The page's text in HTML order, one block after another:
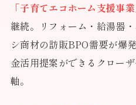
「子育てエコホーム支援事業
継続。リフォーム・給湯器
シ商材の訪販BPO需要が爆
金活用提案ができるクロー
軸。